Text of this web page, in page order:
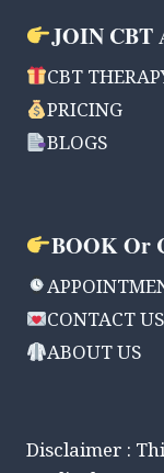
JOIN CBT
CBT
PRICING
BLOGS
BOOK Or
CONTACT US
ABOUT US
Disclaimer :